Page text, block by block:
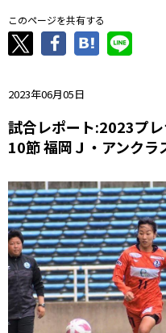
このページを共有する
2023年06月05日
試合レポート:2023プ
10節 福岡Ｊ・アンクラ